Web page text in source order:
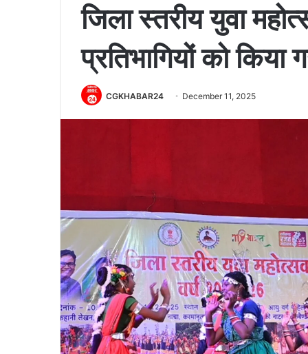
जिला स्तरीय युवा
प्रतिभागियों को किया
CGKHABAR24 December 11, 2025